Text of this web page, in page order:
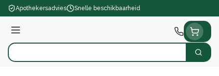
Ga naar de inhoud
Apothekersadvies Snelle beschikbaarheid
Menu
Product, merk, categorie... Zoek